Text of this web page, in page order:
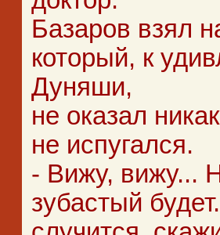
Базаров взял
который, к
Дуняши,
не оказал
не испугался.
- Вижу, вижу...
зубастый